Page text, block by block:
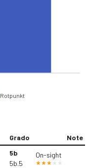
Rotpunkt
Grado
Note
5b
5b.5
On-sight